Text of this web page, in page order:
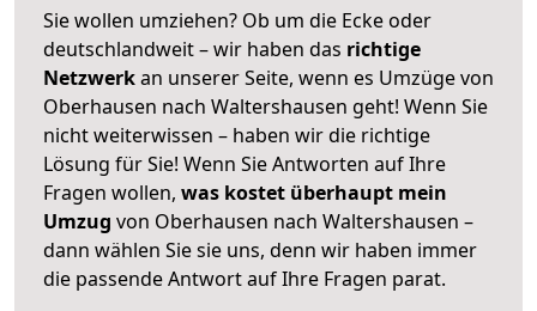
Sie wollen umziehen? Ob um die Ecke oder
deutschlandweit – wir haben das richtige
Netzwerkan unserer Seite, wenn es Umzüge von
Oberhausen nach Waltershausen geht! Wenn Sie
nicht weiterwissen – haben wir die richtige
Lösung für Sie! Wenn Sie Antworten auf Ihre
Fragen wollen, was kostet überhaupt mein
Umzug von Oberhausen nach Waltershausen –
dann wählen Sie sie uns, denn wir haben immer
die passende Antwort auf Ihre Fragen parat.